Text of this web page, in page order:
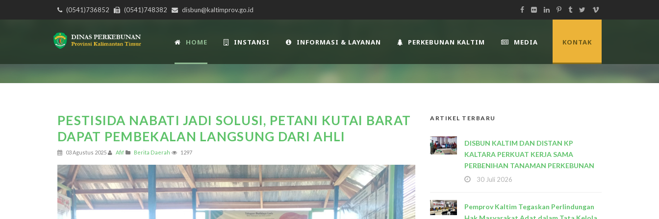
(0541)736852 (0541)748382 disbun@kaltimprov.go.id
HOME INSTANSI INFORMASI & LAYANAN PERKEBUNAN KALTIM MEDIA KONTAK
PESTISIDA NABATI JADI SOLUSI, PETANI KUTAI BARAT
DAPAT PEMBEKALAN LANGSUNG DARI AHLI
03 Agustus 2025 Afif Berita Daerah 1297
ARTIKEL TERBARU
DISBUN KALTIM DAN DISTAN KP
KALTARA PERKUAT KERJA SAMA
PERBENIHAN TANAMAN PERKEBUNAN
30 Juli 2026
Pemprov Kaltim Tegaskan Perlindungan